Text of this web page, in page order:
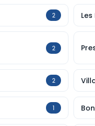
2
2
2
1